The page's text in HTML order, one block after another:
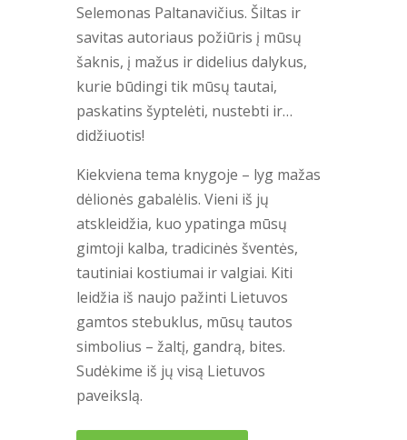
Selemonas Paltanavičius. Šiltas ir
savitas autoriaus požiūris į mūsų
šaknis, į mažus ir didelius dalykus,
kurie būdingi tik mūsų tautai,
paskatins šyptelėti, nustebti ir…
didžiuotis!
Kiekviena tema knygoje – lyg mažas
dėlionės gabalėlis. Vieni iš jų
atskleidžia, kuo ypatinga mūsų
gimtoji kalba, tradicinės šventės,
tautiniai kostiumai ir valgiai. Kiti
leidžia iš naujo pažinti Lietuvos
gamtos stebuklus, mūsų tautos
simbolius – žaltį, gandrą, bites.
Sudėkime iš jų visą Lietuvos
paveikslą.